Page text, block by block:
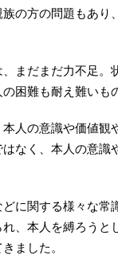
の方の問題もあ
まだまだ力不足。
困難も耐え難いも
人の意識や価値観
なく、本人の意識
に関する様々な常
、本人を縛ろうと
ました。